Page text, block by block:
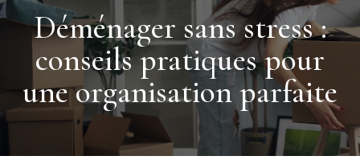
Déménager sans stress :
conseils pratiques pour
une organisation parfaite